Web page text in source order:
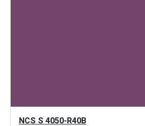
NCS S 4050-R40B